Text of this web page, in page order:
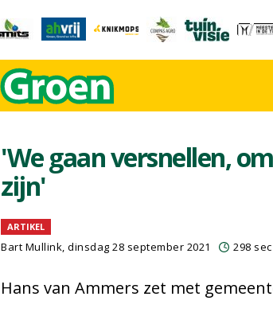
'We gaan versnellen,
zijn'
ARTIKEL
Bart Mullink, dinsdag 28 september 2021 298 sec
Hans van Ammers zet met